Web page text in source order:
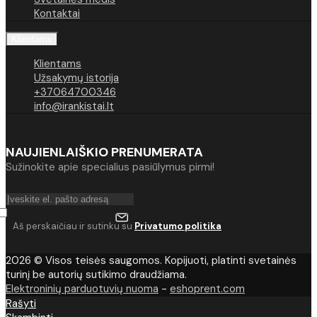
Kontaktai
Klientams
Užsakymų istorija
+37064700346
info@irankistai.lt
NAUJIENLAIŠKIO PRENUMERATA
Sužinokite apie specialius pasiūlymus pirmi!
Aš perskaičiau ir sutinku su Privatumo politika
2026 © Visos teisės saugomos. Kopijuoti, platinti svetainės
turinį be autorių sutikimo draudžiama.
Elektroninių parduotuvių nuoma - eshoprent.com
Rašyti